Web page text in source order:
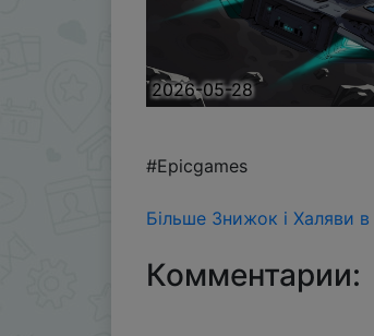
2026-05-28
#Epicgames
Більше Знижок і Халяви
Комментарии: